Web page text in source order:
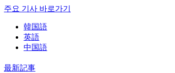
주요 기사 바로가기
韓国語
英語
中国語
最新記事